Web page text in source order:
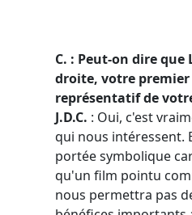
C. : Peut-on dire que
droite, votre
représentatif de
J.D.C. : Oui, c'est
qui nous intéressent.
portée symbolique
qu'un film pointu
nous permettra pas